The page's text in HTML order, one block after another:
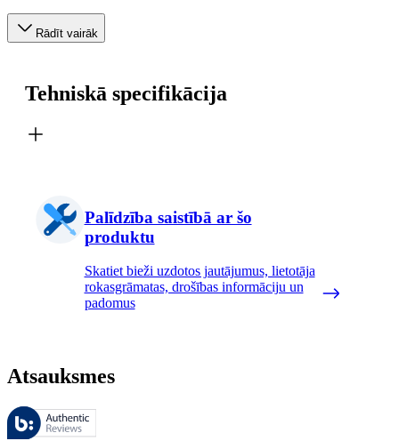
Rādīt vairāk
Tehniskā specifikācija
Palīdzība saistībā ar šo
produktu
Skatiet bieži uzdotos jautājumus, lietotāja
rokasgrāmatas, drošības informāciju un
padomus
Atsauksmes
Šīs atsauksmes pārvalda Bazaarvoice, un tās atbilst Bazaarvoice